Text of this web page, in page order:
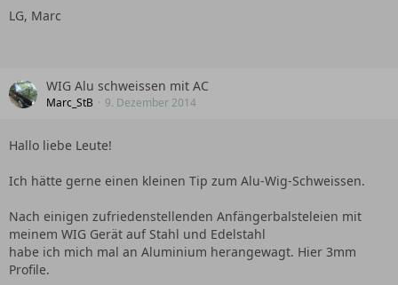
LG, Marc
WIG Alu schweissen mit AC
Marc_StB 9. Dezember 2014
Hallo liebe Leute!
Ich hätte gerne einen kleinen Tip zum Alu-Wig-Schweissen.
Nach einigen zufriedenstellenden Anfängerbalsteleien mit
meinem WIG Gerät auf Stahl und Edelstahl
habe ich mich mal an Aluminium herangewagt. Hier 3mm
Profile.